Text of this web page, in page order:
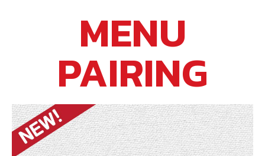
MENU
PAIRING